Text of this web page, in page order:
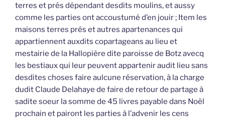
terres et prés dépendant desdits moulins, et aussy
comme les parties ont accoustumé d’en jouir ; Item les
maisons terres prés et autres apartenances qui
appartiennent auxdits copartageans au lieu et
mestairie de la Hallopière dite paroisse de Botz avecq
les bestiaux qui leur peuvent appartenir audit lieu sans
desdites choses faire aulcune réservation, à la charge
dudit Claude Delahaye de faire de retour de partage à
sadite soeur la somme de 45 livres payable dans Noël
prochain et pairont les parties à l’advenir les cens